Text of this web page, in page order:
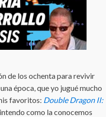
de los ochenta para revivir
época, que yo jugué mucho
favoritos: Double Dragon II:
como la conocemos